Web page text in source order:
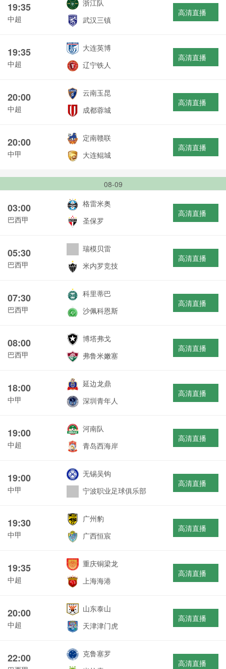
19:35
中超
浙江队
武汉三镇
高清直播
19:35
中超
大连英博
辽宁铁人
高清直播
20:00
中超
云南玉昆
成都蓉城
高清直播
20:00
中甲
定南赣联
大连鲲城
高清直播
08-09
03:00
巴西甲
格雷米奥
圣保罗
高清直播
05:30
巴西甲
瑞模贝雷
米内罗竞技
高清直播
07:30
巴西甲
科里蒂巴
沙佩科恩斯
高清直播
08:00
巴西甲
博塔弗戈
弗鲁米嫩塞
高清直播
18:00
中甲
延边龙鼎
深圳青年人
高清直播
19:00
中超
河南队
青岛西海岸
高清直播
19:00
中甲
无锡吴钩
宁波职业足球俱乐部
高清直播
19:30
中甲
广州豹
广西恒宸
高清直播
19:35
中超
重庆铜梁龙
上海海港
高清直播
20:00
中超
山东泰山
天津津门虎
高清直播
22:00
克鲁塞罗
高清直播